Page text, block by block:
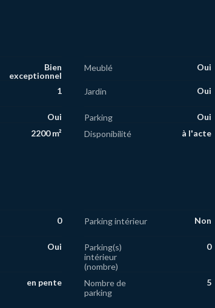
Bien
exceptionnel
Meublé Oui
1 Jardin Oui
Oui Parking
Oui
2200 m² Disponibilité à l'acte
0 Parking intérieur Non
Oui
Parking(s)
intérieur
(nombre)
0
en pente
Nombre de
parking
5